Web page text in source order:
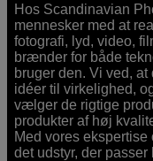
Hos Scandinavian
mennesker med at
fotografi, lyd, video,
brænder for både
bruger den. Vi ved,
idéer til virkelighed,
vælger de rigtige
produkter af høj
Med vores
det udstyr, der passer